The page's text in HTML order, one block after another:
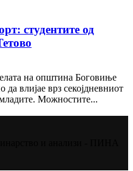
студентите од
на oпштина Боговиње
влијае врз секојдневниот
Можностите...